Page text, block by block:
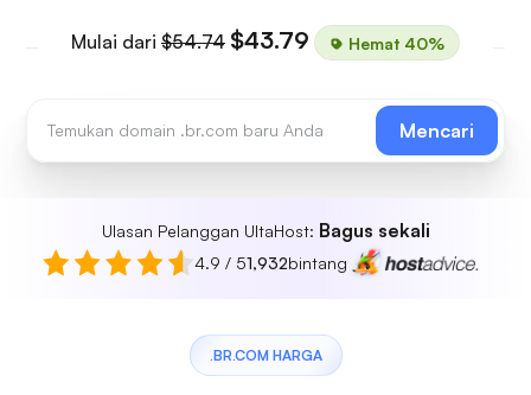
Mulai dari $54.74 $43.79 Hemat 40%
Mencari
Ulasan Pelanggan UltaHost: Bagus sekali
4.9 / 51,932bintang
.BR.COM HARGA